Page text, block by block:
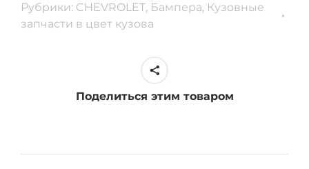
Daewoo
Рубрики: CHEVROLET, Бампера, Кузовные
запчасти в цвет кузова
Поделиться этим товаром